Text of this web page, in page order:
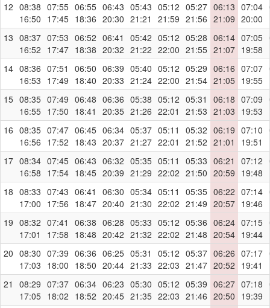
12 08:38
16:50
07:55
17:45
06:55
18:36
06:43
20:30
05:43
21:21
05:12
21:59
05:27
21:56
06:13
21:09
07:04
20:00
13 08:37
16:52
07:53
17:47
06:52
18:38
06:41
20:32
05:42
21:22
05:12
22:00
05:28
21:55
06:14
21:07
07:05
19:58
14 08:36
16:53
07:51
17:49
06:50
18:40
06:39
20:33
05:40
21:24
05:12
22:00
05:29
21:54
06:16
21:05
07:07
19:55
15 08:35
16:55
07:49
17:50
06:48
18:41
06:36
20:35
05:38
21:26
05:12
22:01
05:31
21:53
06:18
21:03
07:09
19:53
16 08:35
16:56
07:47
17:52
06:45
18:43
06:34
20:37
05:37
21:27
05:11
22:01
05:32
21:52
06:19
21:01
07:10
19:51
17 08:34
16:58
07:45
17:54
06:43
18:45
06:32
20:39
05:35
21:29
05:11
22:02
05:33
21:50
06:21
20:59
07:12
19:48
18 08:33
17:00
07:43
17:56
06:41
18:47
06:30
20:40
05:34
21:30
05:11
22:02
05:35
21:49
06:22
20:57
07:14
19:46
19 08:32
17:01
07:41
17:58
06:38
18:48
06:28
20:42
05:33
21:32
05:12
22:02
05:36
21:48
06:24
20:54
07:15
19:44
20 08:30
17:03
07:39
18:00
06:36
18:50
06:25
20:44
05:31
21:33
05:12
22:03
05:37
21:47
06:26
20:52
07:17
19:41
21
08:29
17:05
07:37
18:02
06:34
18:52
06:23
20:45
05:30
21:35
05:12
22:03
05:39
21:46
06:27
20:50
07:18
19:39